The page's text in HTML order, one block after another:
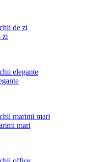
de zi
zi
elegante
marimi mari
mari